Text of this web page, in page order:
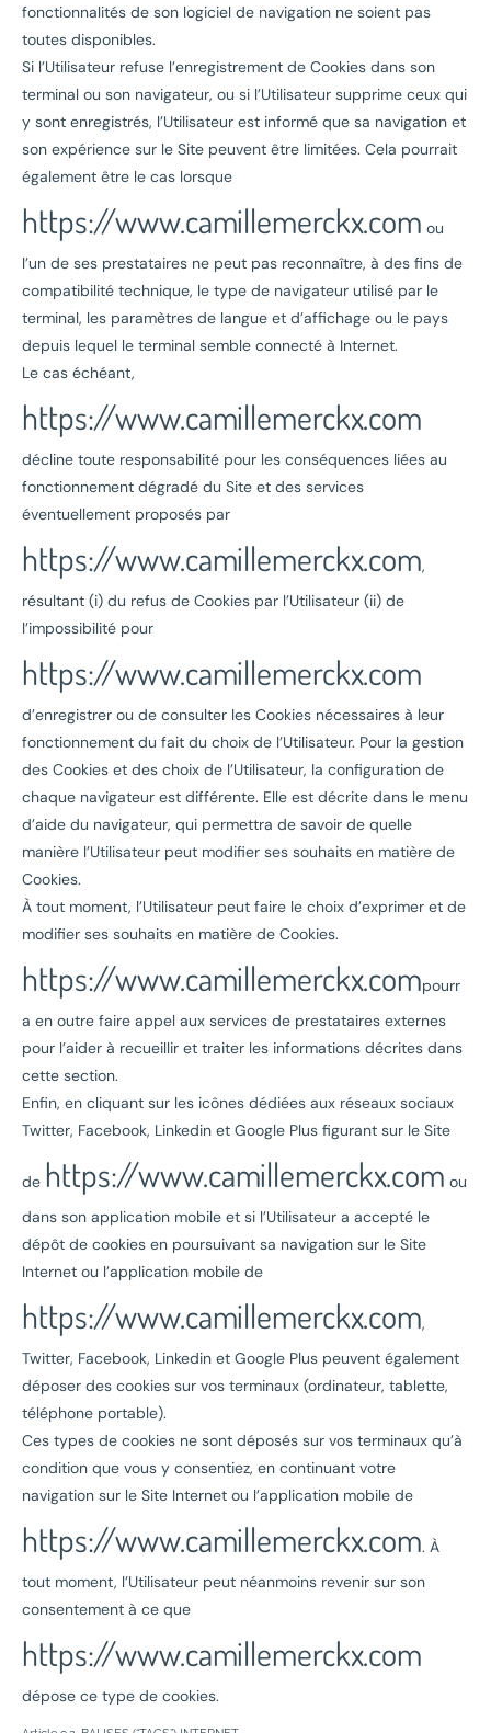
fonctionnalités de son logiciel de navigation ne soient pas
toutes disponibles.
Si l’Utilisateur refuse l’enregistrement de Cookies dans son
terminal ou son navigateur, ou si l’Utilisateur supprime ceux qui
y sont enregistrés, l’Utilisateur est informé que sa navigation et
son expérience sur le Site peuvent être limitées. Cela pourrait
également être le cas lorsque
https://www.camillemerckx.com ou
l’un de ses prestataires ne peut pas reconnaître, à des fins de
compatibilité technique, le type de navigateur utilisé par le
terminal, les paramètres de langue et d’affichage ou le pays
depuis lequel le terminal semble connecté à Internet.
Le cas échéant,
https://www.camillemerckx.com
décline toute responsabilité pour les conséquences liées au
fonctionnement dégradé du Site et des services
éventuellement proposés par
https://www.camillemerckx.com,
résultant (i) du refus de Cookies par l’Utilisateur (ii) de
l’impossibilité pour
https://www.camillemerckx.com
d’enregistrer ou de consulter les Cookies nécessaires à leur
fonctionnement du fait du choix de l’Utilisateur. Pour la gestion
des Cookies et des choix de l’Utilisateur, la configuration de
chaque navigateur est différente. Elle est décrite dans le menu
d’aide du navigateur, qui permettra de savoir de quelle
manière l’Utilisateur peut modifier ses souhaits en matière de
Cookies.
À tout moment, l’Utilisateur peut faire le choix d’exprimer et de
modifier ses souhaits en matière de Cookies.
https://www.camillemerckx.compourr
a en outre faire appel aux services de prestataires externes
pour l’aider à recueillir et traiter les informations décrites dans
cette section.
Enfin, en cliquant sur les icônes dédiées aux réseaux sociaux
Twitter, Facebook, Linkedin et Google Plus figurant sur le Site
de https://www.camillemerckx.com ou
dans son application mobile et si l’Utilisateur a accepté le
dépôt de cookies en poursuivant sa navigation sur le Site
Internet ou l’application mobile de
https://www.camillemerckx.com,
Twitter, Facebook, Linkedin et Google Plus peuvent également
déposer des cookies sur vos terminaux (ordinateur, tablette,
téléphone portable).
Ces types de cookies ne sont déposés sur vos terminaux qu’à
condition que vous y consentiez, en continuant votre
navigation sur le Site Internet ou l’application mobile de
https://www.camillemerckx.com. À
tout moment, l’Utilisateur peut néanmoins revenir sur son
consentement à ce que
https://www.camillemerckx.com
dépose ce type de cookies.